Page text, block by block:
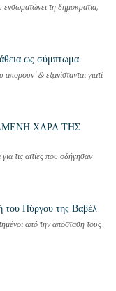
τη δημοκρατία,
ως σύμπτωμα
& εξανίστανται γιατί
ΧΑΡΑ ΤΗΣ
τις αιτίες που οδήγησαν
του Πύργου της Βαβέλ
από την απόσταση τους